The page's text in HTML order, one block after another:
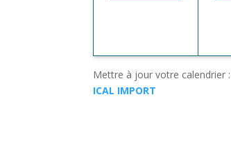
Mettre à jour votre calendrier :
ICAL IMPORT